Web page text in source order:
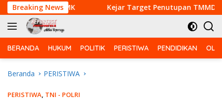
Langsung
ke
konten
Breaking News
PMK Kejar Target Penutupan TMMD Ke-129,
BERANDA HUKUM POLITIK PERISTIWA PENDIDIKAN
Beranda PERISTIWA
PERISTIWA, TNI - POLRI